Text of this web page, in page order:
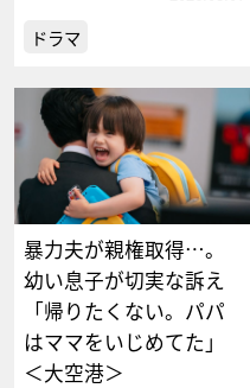
ドラマ
暴力夫が親権取得…。
幼い息子が切実な訴え
「帰りたくない。パパ
はママをいじめてた」
＜大空港＞